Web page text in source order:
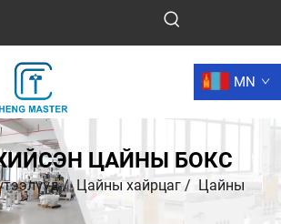
MN
ЦАЙНЫ БОКС
/Цайны хайрцаг / Цайны